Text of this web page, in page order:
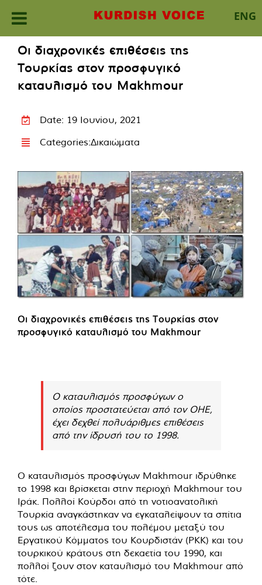
ENG
content
Οι διαχρονικές επιθέσεις της
Τουρκίας στον προσφυγικό
καταυλισμό του Makhmour
Date: 19 Ιουνίου, 2021
Categories:Δικαιώματα
Οι διαχρονικές επιθέσεις της Τουρκίας στον
προσφυγικό καταυλισμό του Makhmour
Ο καταυλισμός προσφύγων ο
οποίος προστατεύεται από τον ΟΗΕ,
έχει δεχθεί πολυάριθμες επιθέσεις
από την ίδρυσή του το 1998.
Ο καταυλισμός προσφύγων Makhmour ιδρύθηκε
το 1998 και βρίσκεται στην περιοχή Makhmour του
Ιράκ. Πολλοί Κούρδοι από τη νοτιοανατολική
Τουρκία αναγκάστηκαν να εγκαταλείψουν τα σπίτια
τους ως αποτέλεσμα του πολέμου μεταξύ του
Εργατικού Κόμματος του Κουρδιστάν (PKK) και του
τουρκικού κράτους στη δεκαετία του 1990, και
πολλοί ζουν στον καταυλισμό του Makhmour από
τότε.